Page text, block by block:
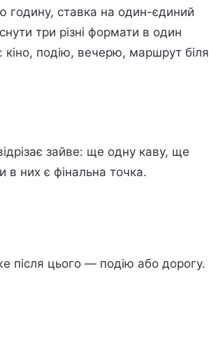
ставка на один-єдиний
три різні формати в один
подію, вечерю, маршрут біля
зайве: ще одну каву, ще
в них є фінальна точка.
після цього — подію або дорогу.